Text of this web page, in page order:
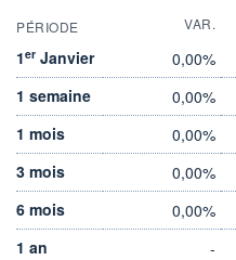
PÉRIODE VAR.
1er Janvier 0,00%
1 semaine
0,00%
1 mois
0,00%
3 mois
0,00%
6 mois
0,00%
1 an
-